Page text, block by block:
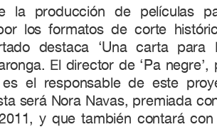
la producción de películas
los formatos de corte
destaca ‘Una carta para
El director de ‘Pa
es el responsable de este
será Nora Navas, premiada
y que también contará